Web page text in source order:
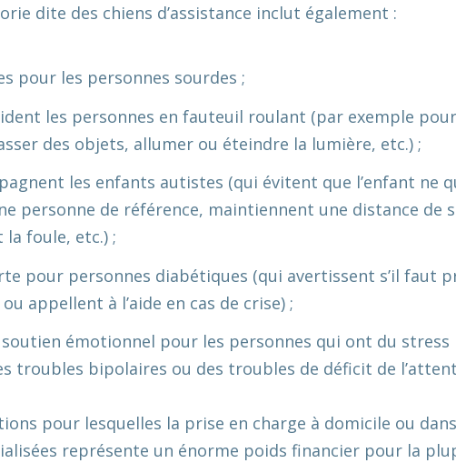
dite des chiens d’assistance inclut également :
pour les personnes sourdes ;
les personnes en fauteuil roulant (par exemple
des objets, allumer ou éteindre la lumière, etc.) ;
les enfants autistes (qui évitent que l’enfant ne
personne de référence, maintiennent une distance de
la foule, etc.) ;
pour personnes diabétiques (qui avertissent s’il faut
appellent à l’aide en cas de crise) ;
soutien émotionnel pour les personnes qui ont du stress
troubles bipolaires ou des troubles de déficit de
pour lesquelles la prise en charge à domicile ou
représente un énorme poids financier pour la